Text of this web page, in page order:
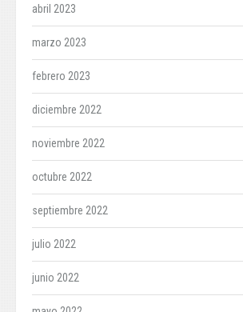
abril 2023
marzo 2023
febrero 2023
diciembre 2022
noviembre 2022
octubre 2022
septiembre 2022
julio 2022
junio 2022